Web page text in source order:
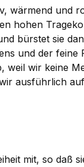
wärmend und
hohen
bürstet sie
und der
wir keine
ausführlich
mit, so daß